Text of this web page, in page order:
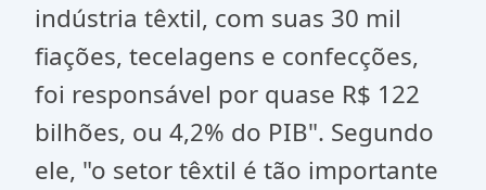
indústria têxtil, com suas 30 mil
fiações, tecelagens e confecções,
foi responsável por quase R$ 122
bilhões, ou 4,2% do PIB". Segundo
ele, "o setor têxtil é tão importante